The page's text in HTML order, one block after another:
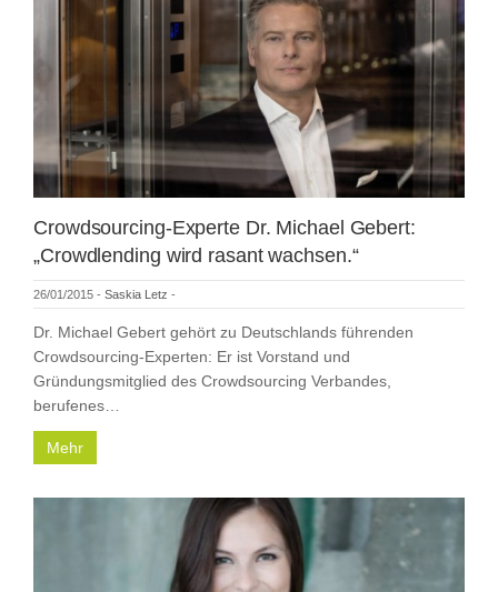
Crowdsourcing-Experte Dr. Michael Gebert:
„Crowdlending wird rasant wachsen.“
26/01/2015 - Saskia Letz -
Dr. Michael Gebert gehört zu Deutschlands führenden
Crowdsourcing-Experten: Er ist Vorstand und
Gründungsmitglied des Crowdsourcing Verbandes,
berufenes…
Mehr